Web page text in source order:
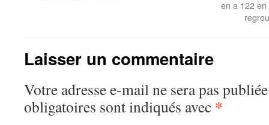
en a 122
Laisser un commentaire
Votre adresse e-mail ne sera pas
obligatoires sont indiqués avec *